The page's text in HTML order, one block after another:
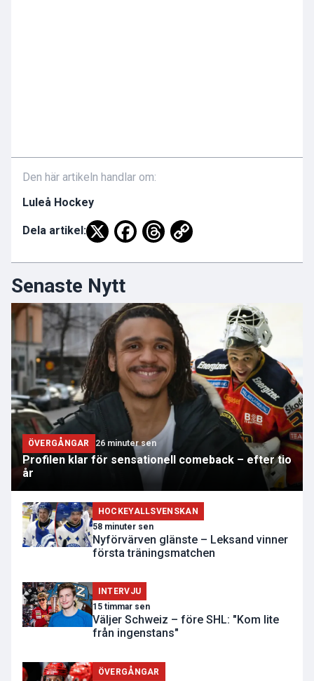
Den här artikeln handlar om:
Luleå Hockey
Dela artikel:
Senaste Nytt
ÖVERGÅNGAR 26 minuter sen
Profilen klar för sensationell comeback – efter tio
år
HOCKEYALLSVENSKAN
58 minuter sen
Nyförvärven glänste – Leksand vinner
första träningsmatchen
INTERVJU
15 timmar sen
Väljer Schweiz – före SHL: "Kom lite
från ingenstans"
ÖVERGÅNGAR